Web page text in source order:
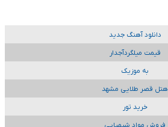
دانلود آهنگ جدید
قیمت میلگردآجدار
به موزیک
هتل قصر طلایی مشهد
خرید تور